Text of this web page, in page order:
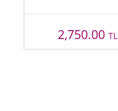
2,750.00TL